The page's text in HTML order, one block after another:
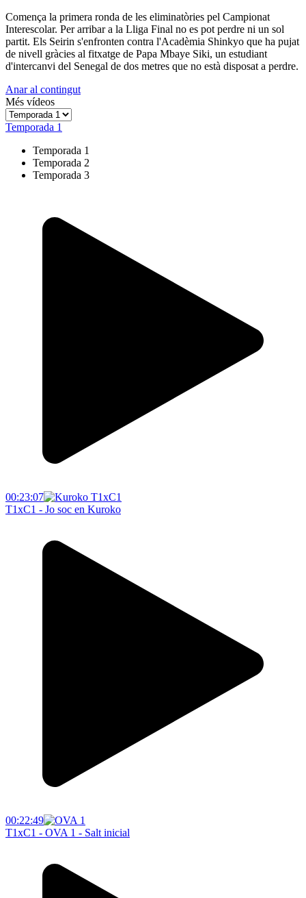
Comença la primera ronda de les eliminatòries pel Campionat
Interescolar. Per arribar a la Lliga Final no es pot perdre ni un sol
partit. Els Seirin s'enfronten contra l'Acadèmia Shinkyo que ha pujat
de nivell gràcies al fitxatge de Papa Mbaye Siki, un estudiant
d'intercanvi del Senegal de dos metres que no està disposat a perdre.
Anar al contingut
Més vídeos
Temporada 1
Temporada 1
Temporada 2
Temporada 3
00:23:07
T1xC1 - Jo soc en Kuroko
00:22:49
T1xC1 - OVA 1 - Salt inicial